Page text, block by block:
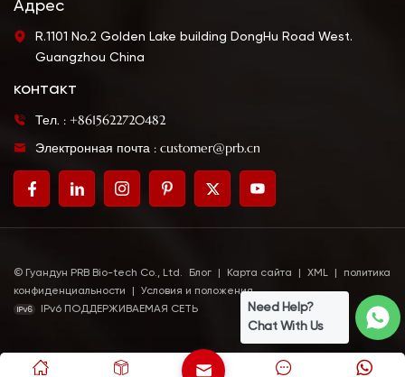
Адрес
R.1101 No.2 Golden Lake building DongHu Road West.
Guangzhou China
контакт
Тел. : +8615622720482
Электронная почта : customer@prb.cn
© Гуандун PRB Bio-tech Co., Ltd. Блог Карта сайта XML
политика
конфиденциальности
Условия и положения
IPv6 ПОДДЕРЖИВАЕМАЯ СЕТЬ
Need Help?
Chat With Us